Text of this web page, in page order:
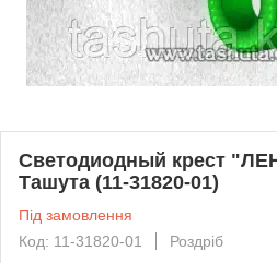
Светодиодный крест
Ташута (11-31820-01)
Під замовлення
Код: 11-31820-01
Роздріб